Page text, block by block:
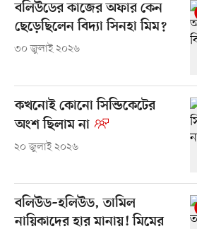
বলিউডের কাজের অফার কেন
ছেড়েছিলেন বিদ্যা সিনহা মিম?
৩০ জুলাই ২০২৬
কখনোই কোনো সিন্ডিকেটের
অংশ ছিলাম না
২০ জুলাই ২০২৬
বলিউড–হলিউড, তামিল
নায়িকাদের হার মানায়! মিমের